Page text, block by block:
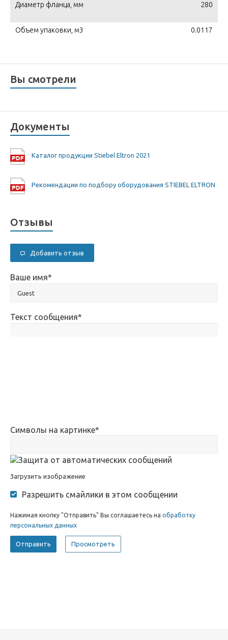
Диаметр фланца, мм 280
Объем упаковки, м3 0.0117
Вы смотрели
Документы
Каталог продукции Stiebel Eltron 2021
Рекомендации по подбору оборудования STIEBEL ELTRON
Отзывы
Добавить отзыв
Ваше имя*
Текст сообщения*
Символы на картинке*
Загрузить изображение
Разрешить смайлики в этом сообщении
Нажимая кнопку "Отправить" Вы соглашаетесь на обработку
персональных данных